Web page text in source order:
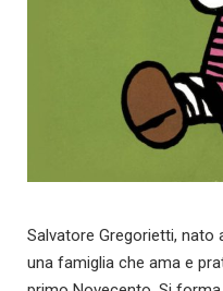
Salvatore Gregorietti, nato
una famiglia che ama e